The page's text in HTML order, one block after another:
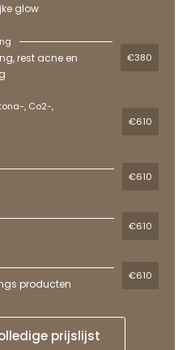
glow
rest acne en
€380
, Co2-,
€610
€610
€610
producten
€610
prijslijst